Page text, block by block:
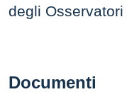
degli
Documenti